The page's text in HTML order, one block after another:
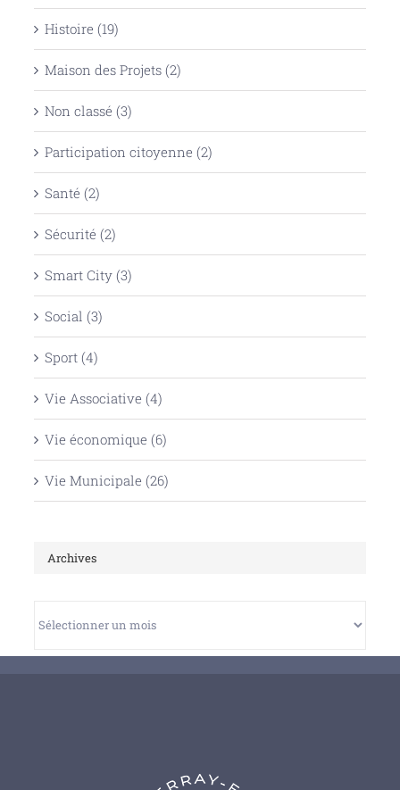
Histoire (19)
Maison des Projets (2)
Non classé (3)
Participation citoyenne (2)
Santé (2)
Sécurité (2)
Smart City (3)
Social (3)
Sport (4)
Vie Associative (4)
Vie économique (6)
Vie Municipale (26)
Archives